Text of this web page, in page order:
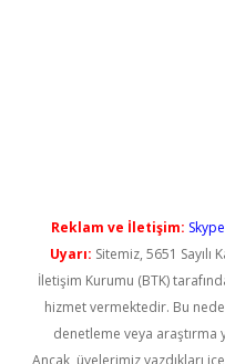
Reklam ve İletişim:
Uyarı: Sitemiz, 5651
İletişim Kurumu (BTK)
hizmet vermektedir. Bu
denetleme veya araştırma
Ancak, üyelerimiz yazdıkları